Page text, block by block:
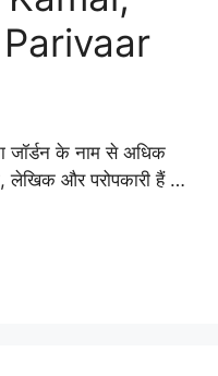
जॉर्डन के नाम से अधिक
लेखिक और परोपकारी हैं …